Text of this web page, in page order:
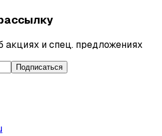
акциях и спец. предложениях
Подписаться